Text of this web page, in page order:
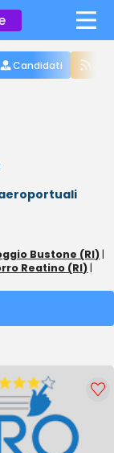
×
Candidati
Bustone (RI) |
Reatino (RI) |